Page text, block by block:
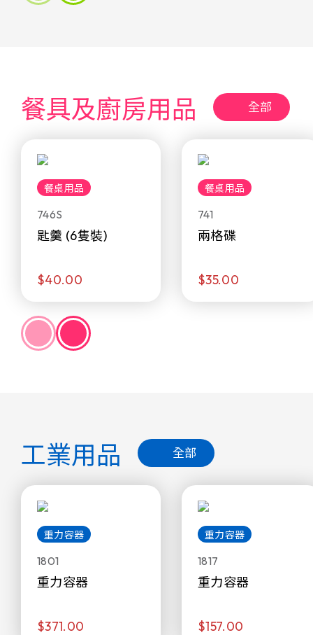
餐具及廚房用品 全部
餐桌用品
746S
匙羹 (6隻裝)
$40.00
餐桌用品
741
兩格碟
$35.00
工業用品 全部
重力容器
1801
重力容器
$371.00
重力容器
1817
重力容器
$157.00